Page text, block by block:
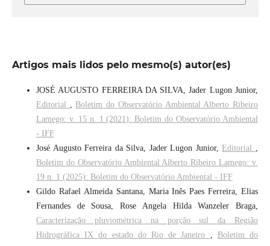
Artigos mais lidos pelo mesmo(s) autor(es)
JOSÉ AUGUSTO FERREIRA DA SILVA, Jader Lugon Junior,
Editorial , Boletim do Observatório Ambiental Alberto Ribeiro
Lamego: v. 15 n. 1 (2021): Boletim do Observatório Ambiental
- IFF
José Augusto Ferreira da Silva, Jader Lugon Junior, Editorial ,
Boletim do Observatório Ambiental Alberto Ribeiro Lamego: v.
19 n. 1 (2025): Boletim do Observatório Ambiental - IFF
Gildo Rafael Almeida Santana, Maria Inês Paes Ferreira, Elias
Fernandes de Sousa, Rose Angela Hilda Wanzeler Braga,
Caracterização pluviométrica na porção sul da Região
Hidrográfica IX do estado do Rio de Janeiro , Boletim do